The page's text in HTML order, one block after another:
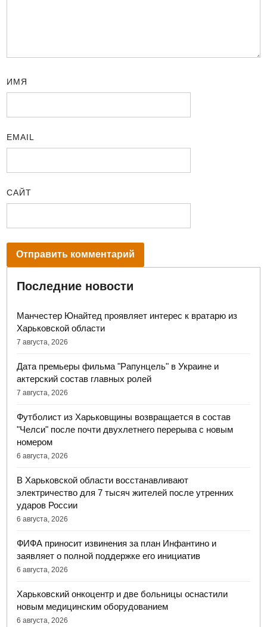
ИМЯ
EMAIL
САЙТ
Последние новости
Манчестер Юнайтед проявляет интерес к вратарю из
Харьковской области
7 августа, 2026
Дата премьеры фильма "Рапунцель" в Украине и
актерский состав главных ролей
7 августа, 2026
Футболист из Харьковщины возвращается в состав
"Челси" после почти двухлетнего перерыва с новым
номером
6 августа, 2026
В Харьковской области восстанавливают
электричество для 7 тысяч жителей после утренних
ударов России
6 августа, 2026
ФИФА приносит извинения за план Инфантино и
заявляет о полной поддержке его инициатив
6 августа, 2026
Харьковский онкоцентр и две больницы оснастили
новым медицинским оборудованием
6 августа, 2026